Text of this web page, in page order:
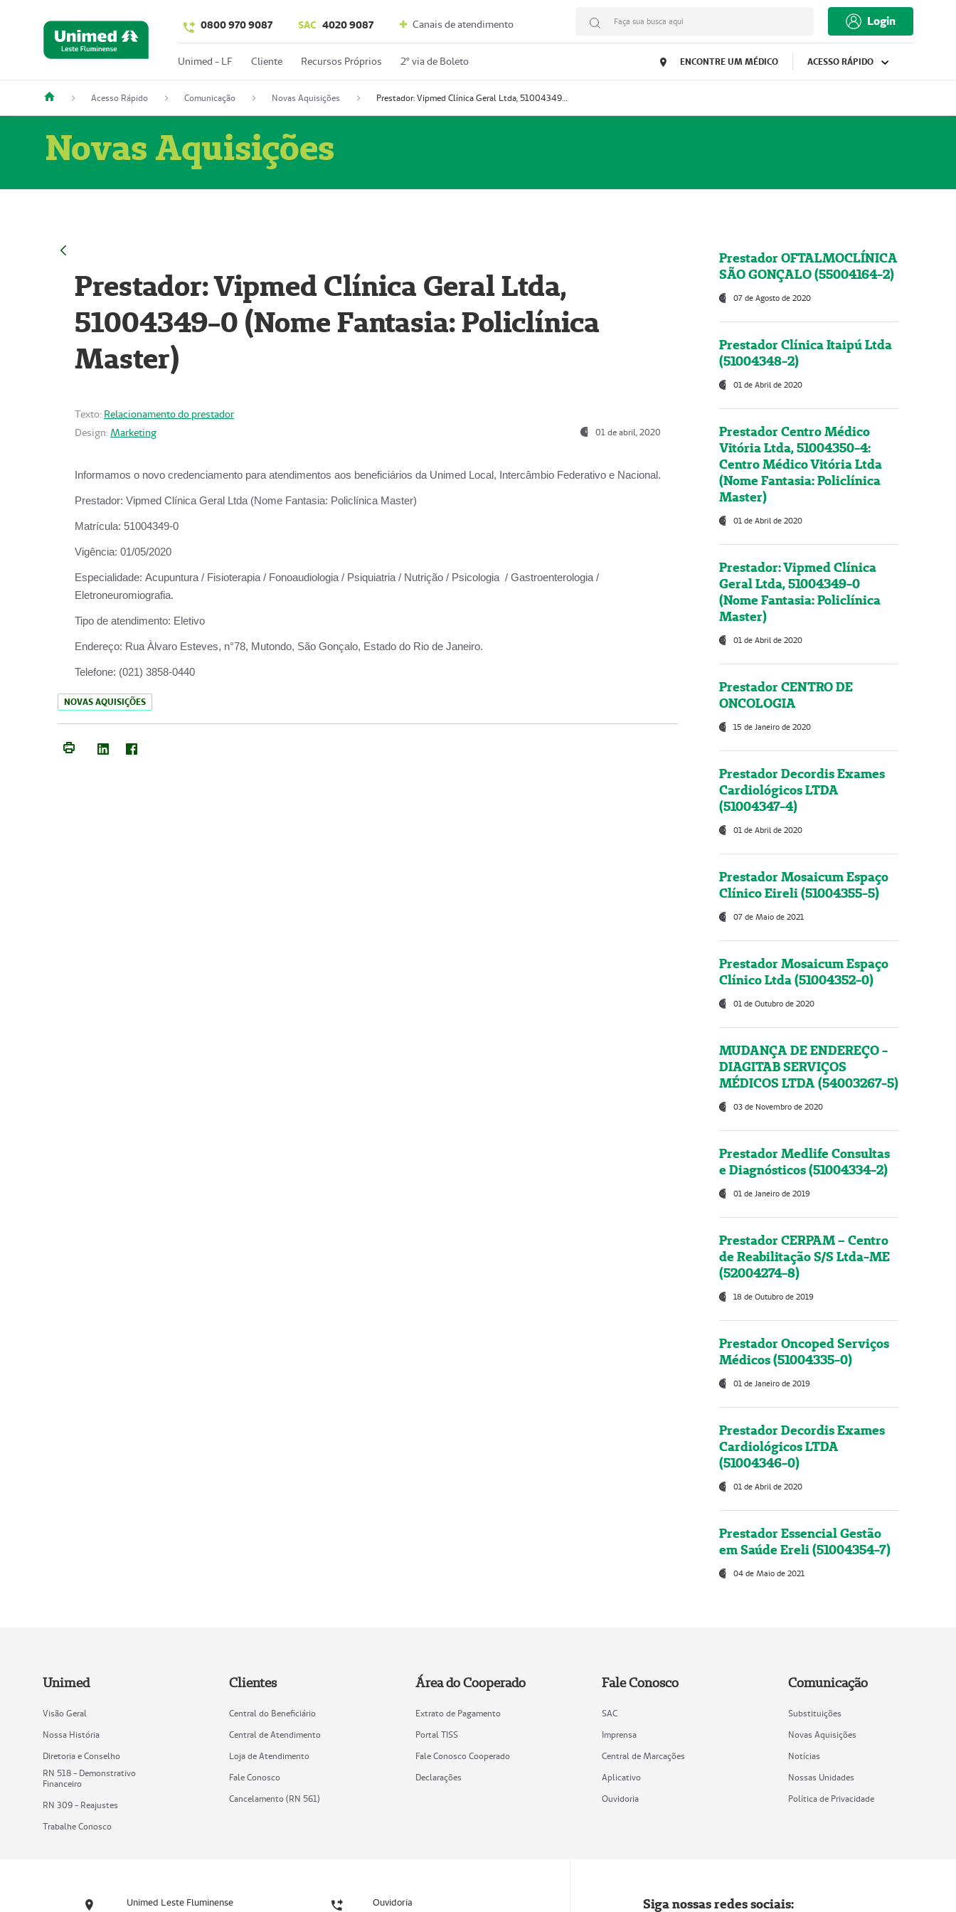
0800 970 9087 SAC 4020 9087 Canais de atendimento Faça sua busca aqui Login
Unimed - LF Cliente Recursos Próprios 2º via de Boleto ENCONTRE UM MÉDICO ACESSO RÁPIDO
Acesso Rápido Comunicação Novas Aquisições Prestador: Vipmed Clínica Geral Ltda, 51004349-0 (Nome Fantasia: Policlínica Master)
Novas Aquisições
Prestador: Vipmed Clínica Geral Ltda,
51004349-0 (Nome Fantasia: Policlínica
Master)
Texto: Relacionamento do prestador
Design: Marketing 01 de abril, 2020
Informamos o novo credenciamento para atendimentos aos beneficiários da Unimed Local, Intercâmbio Federativo e Nacional.
Prestador: Vipmed Clínica Geral Ltda (Nome Fantasia: Policlínica Master)
Matrícula: 51004349-0
Vigência: 01/05/2020
Especialidade: Acupuntura / Fisioterapia / Fonoaudiologia / Psiquiatria / Nutrição / Psicologia / Gastroenterologia /
Eletroneuromiografia.
Tipo de atendimento: Eletivo
Endereço: Rua Àlvaro Esteves, n°78, Mutondo, São Gonçalo, Estado do Rio de Janeiro.
Telefone: (021) 3858-0440
NOVAS AQUISIÇÕES
Prestador OFTALMOCLÍNICA
SÃO GONÇALO (55004164-2)
07 de Agosto de 2020
Prestador Clínica Itaipú Ltda
(51004348-2)
01 de Abril de 2020
Prestador Centro Médico
Vitória Ltda, 51004350-4:
Centro Médico Vitória Ltda
(Nome Fantasia: Policlínica
Master)
01 de Abril de 2020
Prestador: Vipmed Clínica
Geral Ltda, 51004349-0
(Nome Fantasia: Policlínica
Master)
01 de Abril de 2020
Prestador CENTRO DE
ONCOLOGIA
15 de Janeiro de 2020
Prestador Decordis Exames
Cardiológicos LTDA
(51004347-4)
01 de Abril de 2020
Prestador Mosaicum Espaço
Clínico Eireli (51004355-5)
07 de Maio de 2021
Prestador Mosaicum Espaço
Clínico Ltda (51004352-0)
01 de Outubro de 2020
MUDANÇA DE ENDEREÇO -
DIAGITAB SERVIÇOS
MÉDICOS LTDA (54003267-5)
03 de Novembro de 2020
Prestador Medlife Consultas
e Diagnósticos (51004334-2)
01 de Janeiro de 2019
Prestador CERPAM – Centro
de Reabilitação S/S Ltda-ME
(52004274-8)
18 de Outubro de 2019
Prestador Oncoped Serviços
Médicos (51004335-0)
01 de Janeiro de 2019
Prestador Decordis Exames
Cardiológicos LTDA
(51004346-0)
01 de Abril de 2020
Prestador Essencial Gestão
em Saúde Ereli (51004354-7)
04 de Maio de 2021
Unimed
Visão Geral
Nossa História
Diretoria e Conselho
RN 518 - Demonstrativo
Financeiro
RN 309 - Reajustes
Trabalhe Conosco
Clientes
Central do Beneficiário
Central de Atendimento
Loja de Atendimento
Fale Conosco
Cancelamento (RN 561)
Área do Cooperado
Extrato de Pagamento
Portal TISS
Fale Conosco Cooperado
Declarações
Fale Conosco
SAC
Imprensa
Central de Marcações
Aplicativo
Ouvidoria
Comunicação
Substituições
Novas Aquisições
Notícias
Nossas Unidades
Política de Privacidade
Unimed Leste Fluminense Ouvidoria Siga nossas redes sociais: